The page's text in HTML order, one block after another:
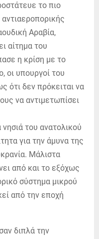
το πιο
Αραβία,
αίτημα του
η κρίση με το
οι υπουργοί του
ότι δεν πρόκειται να
να αντιμετωπίσει
του ανατολικού
για την άμυνα της
Μάλιστα
από και το εξόχως
σύστημα μικρού
από την εποχή
διπλά την